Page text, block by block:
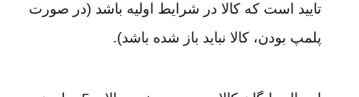
تایید است که کالا در شرایط اولیه باشد (در صورت
پلمپ بودن، کالا نباید باز شده باشد).